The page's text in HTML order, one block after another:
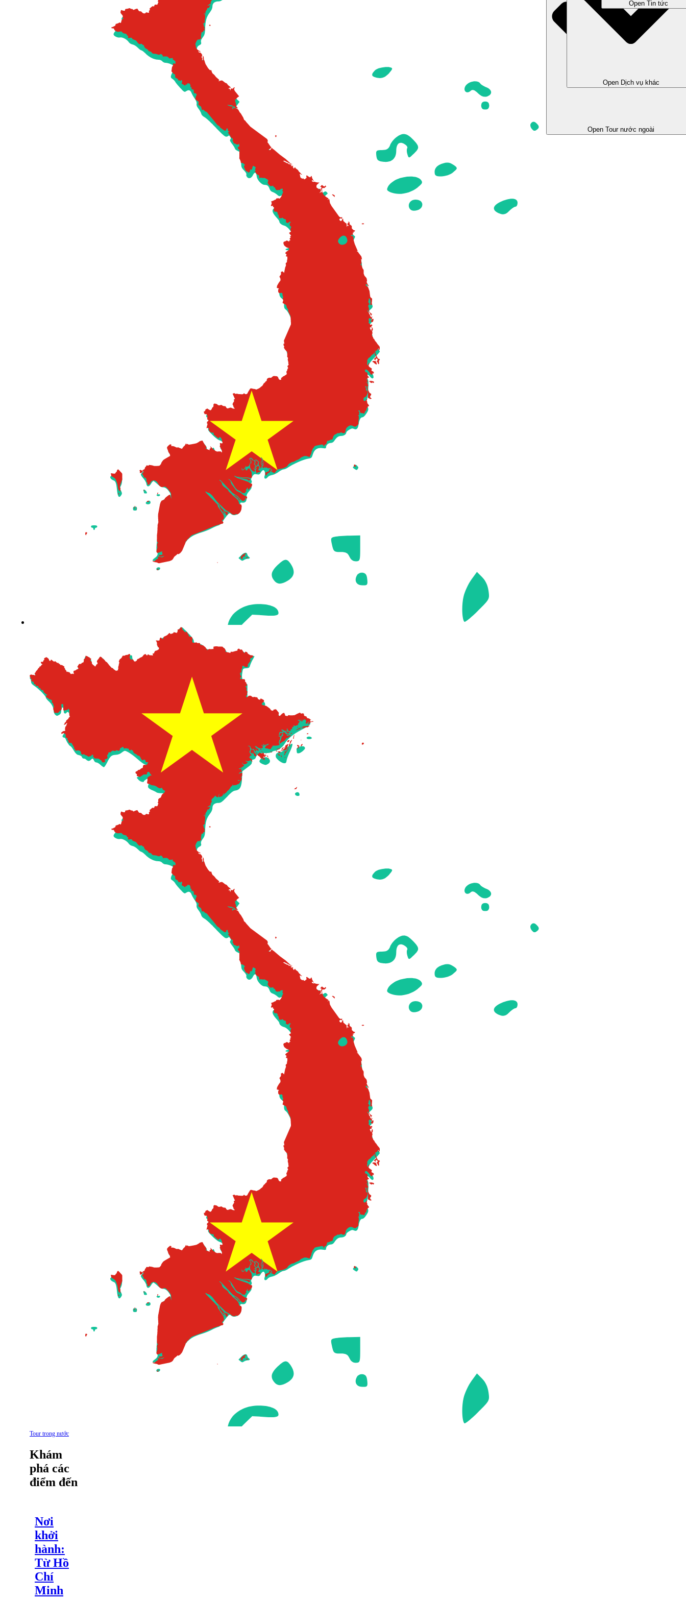
Tour trong nước
Khám
phá các
điểm đến
Nơi
khởi
hành:
Từ Hồ
Chí
Minh
Open Tour nước ngoài
Open Dịch vụ khác
Open Tin tức